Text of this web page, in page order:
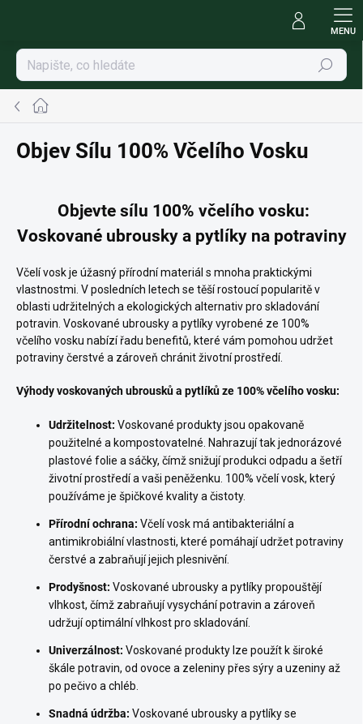
Hledat
Domů
Objev Sílu 100% Včelího Vosku
Objevte sílu 100% včelího vosku:
Voskované ubrousky a pytlíky na potraviny
Včelí vosk je úžasný přírodní materiál s mnoha praktickými
vlastnostmi. V posledních letech se těší rostoucí popularitě v
oblasti udržitelných a ekologických alternativ pro skladování
potravin. Voskované ubrousky a pytlíky vyrobené ze 100%
včelího vosku nabízí řadu benefitů, které vám pomohou udržet
potraviny čerstvé a zároveň chránit životní prostředí.
Výhody voskovaných ubrousků a pytlíků ze 100% včelího vosku:
Udržitelnost: Voskované produkty jsou opakovaně
použitelné a kompostovatelné. Nahrazují tak jednorázové
plastové folie a sáčky, čímž snižují produkci odpadu a šetří
životní prostředí a vaši peněženku. 100% včelí vosk, který
používáme je špičkové kvality a čistoty.
Přírodní ochrana: Včelí vosk má antibakteriální a
antimikrobiální vlastnosti, které pomáhají udržet potraviny
čerstvé a zabraňují jejich plesnivění.
Prodyšnost: Voskované ubrousky a pytlíky propouštějí
vlhkost, čímž zabraňují vysychání potravin a zároveň
udržují optimální vlhkost pro skladování.
Univerzálnost: Voskované produkty lze použít k široké
škále potravin, od ovoce a zeleniny přes sýry a uzeniny až
po pečivo a chléb.
Snadná údržba: Voskované ubrousky a pytlíky se